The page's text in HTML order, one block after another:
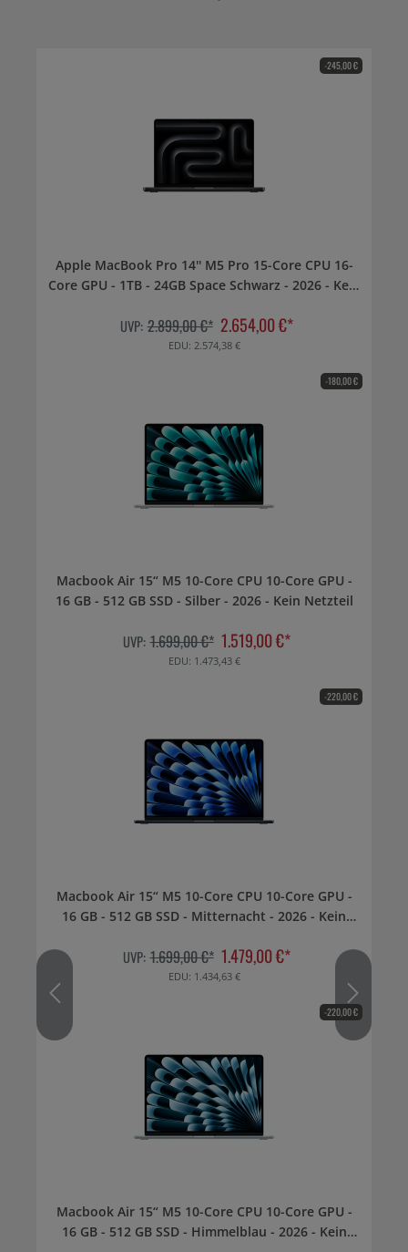
-245,00 €
Apple MacBook Pro 14'' M5 Pro 15-Core CPU 16-
Core GPU - 1TB - 24GB Space Schwarz - 2026 - Kein
UVP: 2.899,00 €* 2.654,00 €*
EDU: 2.574,38 €
-180,00 €
Macbook Air 15“ M5 10-Core CPU 10-Core GPU -
16 GB - 512 GB SSD - Silber - 2026 - Kein Netzteil
UVP: 1.699,00 €* 1.519,00 €*
EDU: 1.473,43 €
-220,00 €
Macbook Air 15“ M5 10-Core CPU 10-Core GPU -
16 GB - 512 GB SSD - Mitternacht - 2026 - Kein
UVP: 1.699,00 €* 1.479,00 €*
EDU: 1.434,63 €
-220,00 €
Macbook Air 15“ M5 10-Core CPU 10-Core GPU -
16 GB - 512 GB SSD - Himmelblau - 2026 - Kein